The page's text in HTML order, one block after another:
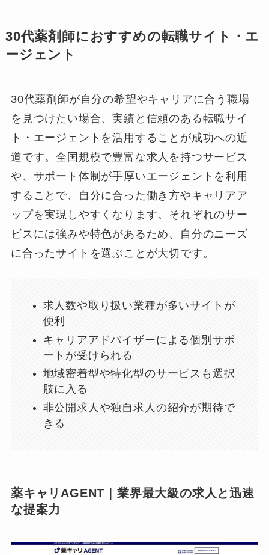
30代薬剤師におすすめの転職サイト・エ
ージェント
30代薬剤師が自分の希望やキャリアに合う職場
を見つけたい場合、実績と信頼のある転職サイ
ト・エージェントを活用することが成功への近
道です。全国規模で豊富な求人を持つサービス
や、サポート体制が手厚いエージェントを利用
することで、自分に合った働き方やキャリアア
ップを実現しやすくなります。それぞれのサー
ビスには強みや特色があるため、自分のニーズ
に合ったサイトを選ぶことが大切です。
求人数や取り扱い業種が多いサイトが
便利
キャリアアドバイザーによる個別サポ
ートが受けられる
地域密着型や特化型のサービスも選択
肢に入る
非公開求人や独自求人の紹介が期待で
きる
薬キャリAGENT｜業界最大級の求人と迅速
な提案力